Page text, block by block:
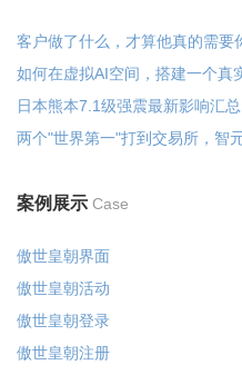
客户做了什么，才算他真的需要
如何在虚拟AI空间，搭建一个真
日本熊本7.1级强震最新影响汇总
两个"世界第一"打到交易所，智元
案例展示 Case
傲世皇朝界面
傲世皇朝活动
傲世皇朝登录
傲世皇朝注册